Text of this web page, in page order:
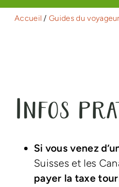
Accueil /Guides du voyageur
Infos
Si vous venez
Suisses et les
payer la taxe